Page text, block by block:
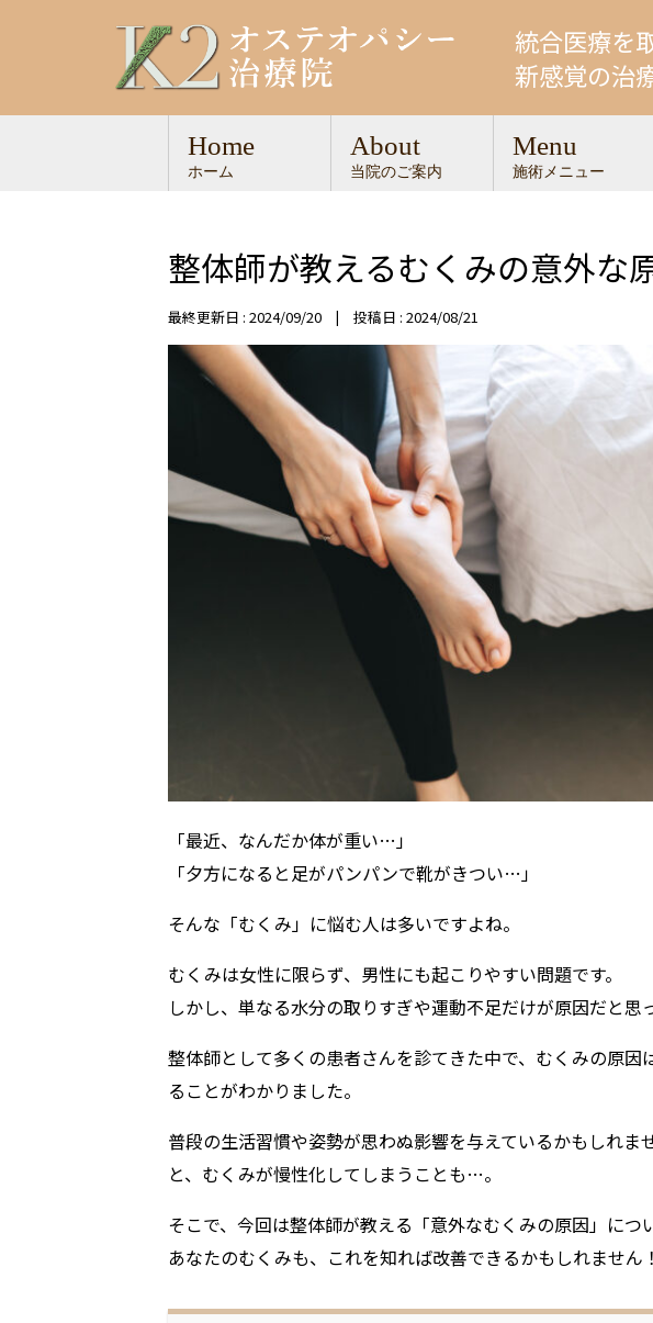
統合医療を
新感覚の治
Home
ホーム
About
当院のご案内
Menu
施術メニュー
整体師が教えるむくみの意外な
最終更新日 : 2024/09/20 | 投稿日 : 2024/08/21
「最近、なんだか体が重い…」
「夕方になると足がパンパンで靴がきつい…」
そんな「むくみ」に悩む人は多いですよね。
むくみは女性に限らず、男性にも起こりやすい問題です。
しかし、単なる水分の取りすぎや運動不足だけが原因だと思
整体師として多くの患者さんを診てきた中で、むくみの原因
ることがわかりました。
普段の生活習慣や姿勢が思わぬ影響を与えているかもしれま
と、むくみが慢性化してしまうことも…。
そこで、今回は整体師が教える「意外なむくみの原因」につ
あなたのむくみも、これを知れば改善できるかもしれません！